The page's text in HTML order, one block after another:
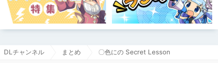
DLチャンネル まとめ 〇色にの Secret Lesson